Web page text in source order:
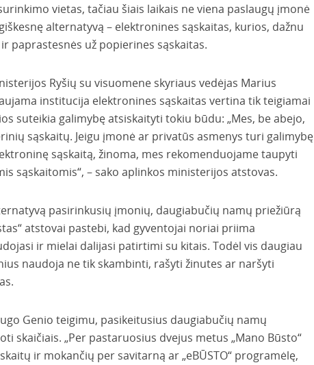
vietas, tačiau šiais laikais ne viena paslaugų įmonė
alternatyvą – elektronines sąskaitas, kurios, dažnu
paprastesnės už popierines sąskaitas.
Ryšių su visuomene skyriaus vedėjas Marius
institucija elektronines sąskaitas vertina tik teigiamai
suteikia galimybę atsiskaityti tokiu būdu: „Mes, be abejo,
sąskaitų. Jeigu įmonė ar privatūs asmenys turi galimybę
sąskaitą, žinoma, mes rekomenduojame taupyti
sąskaitomis“, – sako aplinkos ministerijos atstovas.
pasirinkusių įmonių, daugiabučių namų priežiūrą
atstovai pastebi, kad gyventojai noriai priima
ir mielai dalijasi patirtimi su kitais. Todėl vis daugiau
naudoja ne tik skambinti, rašyti žinutes ar naršyti
Genio teigimu, pasikeitusius daugiabučių namų
skaičiais. „Per pastaruosius dvejus metus „Mano Būsto“
ir mokančių per savitarną ar „eBŪSTO“ programėlę,